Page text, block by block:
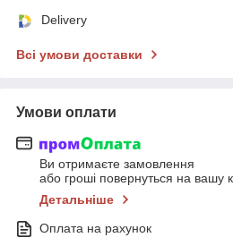
Delivery
Всі умови доставки
Умови оплати
Ви отримаєте замовлення
або гроші повернуться на вашу
Детальніше
Оплата на рахунок